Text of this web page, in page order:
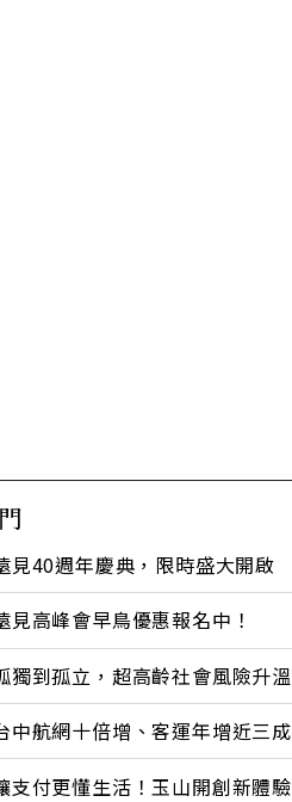
見40週年慶典，限時盛大開啟
見高峰會早鳥優惠報名中！
獨到孤立，超高齡社會風險升溫
中航網十倍增、客運年增近三成
支付更懂生活！玉山開創新體驗